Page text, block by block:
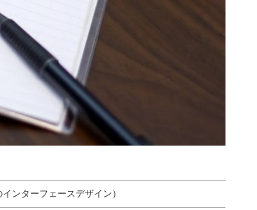
ンターフェースデザイン）